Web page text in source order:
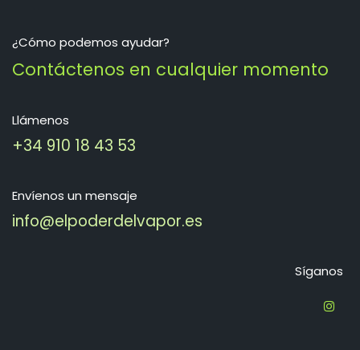
¿Cómo podemos ayudar?
Contáctenos en cualquier momento
Llámenos
+34 910 18 43 53
Envíenos un mensaje
info@elpoderdelvapor.es
Síganos